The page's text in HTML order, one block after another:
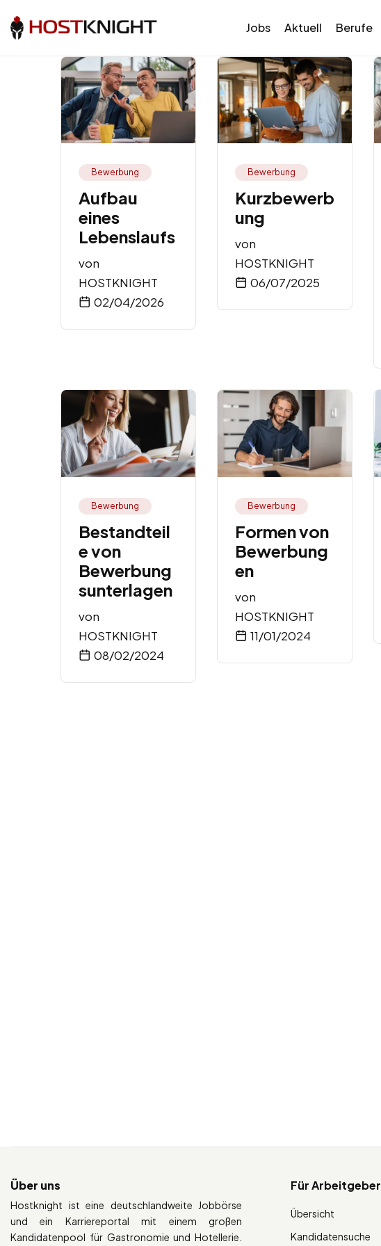
Jobs Aktuell Berufe
Bewerbung
Aufbau
eines
Lebenslaufs
von
HOSTKNIGHT
02/04/2026
Bewerbung
Kurzbewerb
ung
von
HOSTKNIGHT
06/07/2025
Bewerbung
Bestandteil
e von
Bewerbung
sunterlagen
von
HOSTKNIGHT
08/02/2024
Bewerbung
Formen von
Bewerbung
en
von
HOSTKNIGHT
11/01/2024
Über uns
Hostknight ist eine deutschlandweite Jobbörse
und ein Karriereportal mit einem großen
Kandidatenpool für Gastronomie und Hotellerie.
Für Arbeitgeber
Übersicht
Kandidatensuche